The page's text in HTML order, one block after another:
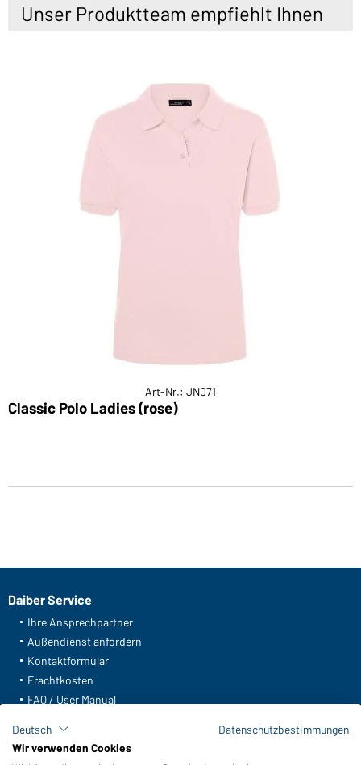
Unser Produktteam empfiehlt Ihnen
Art-Nr.: JN071
Classic Polo Ladies (rose)
Daiber Service
Ihre Ansprechpartner
Außendienst anfordern
Kontaktformular
Frachtkosten
FAQ / User Manual
Meldeportal nach Hinweisgeberschutz
Deutsch
Datenschutzbestimmungen
Wir verwenden Cookies